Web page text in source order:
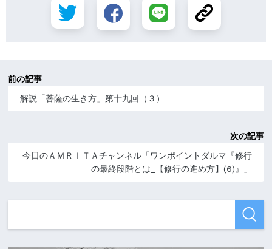
前の記事
解説「菩薩の生き方」第十九回（３）
次の記事
今日のＡＭＲＩＴＡチャンネル「ワンポイントダルマ『修行
の最終段階とは_【修行の進め方】(6)』」